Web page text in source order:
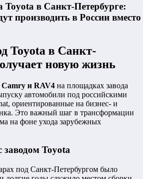
Toyota в Санкт-Петербурге:
производить в России вместо
Toyota в Санкт-
новую жизнь
и RAV4 на площадках завода
автомобили под российскими
ориентированные на бизнес- и
Это важный шаг в трансформации
на фоне ухода зарубежных
Toyota
под Санкт-Петербургом было